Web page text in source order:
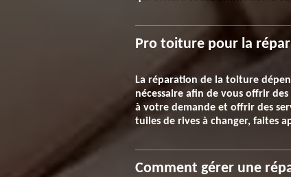
Pro toiture pour la
La réparation de la toiture
nécessaire afin de vous offrir
à votre demande et offrir des
tuiles de rives à changer, faites
Comment gérer une